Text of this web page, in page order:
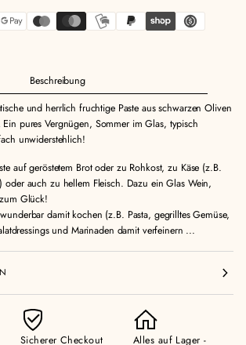
Beschreibung
und herrlich fruchtige Paste aus schwarzen Oliven
pures Vergnügen, Sommer im Glas, typisch
unwiderstehlich!
auf geröstetem Brot oder zu Rohkost, zu Käse (z.B.
oder auch zu hellem Fleisch. Dazu ein Glas Wein,
Glück!
damit kochen (z.B. Pasta, gegrilltes Gemüse,
und Marinaden damit verfeinern ...
Sicherer Checkout Alles auf Lager -